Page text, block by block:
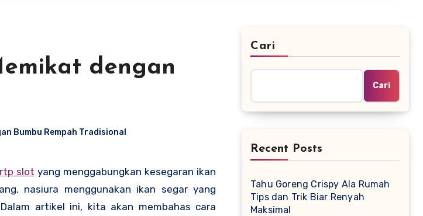
dengan
Bumbu Rempah Tradisional
rtp slot yang menggabungkan kesegaran ikan
nasiura menggunakan ikan segar yang
artikel ini, kita akan membahas cara
Cari
Cari
Recent Posts
Tahu Goreng Crispy Ala Rumah
Tips dan Trik Biar Renyah
Maksimal